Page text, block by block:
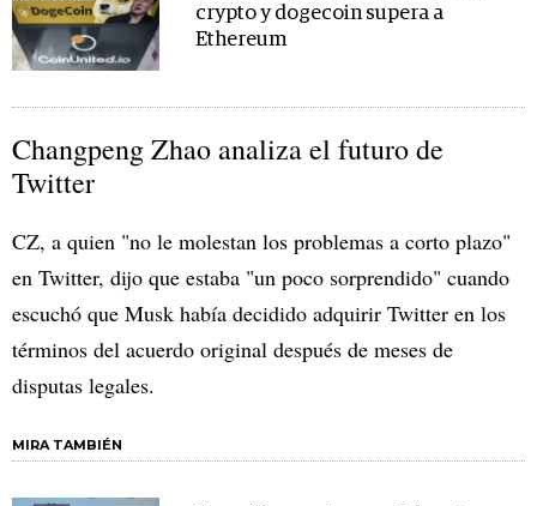
crypto y dogecoin supera a
Ethereum
Changpeng Zhao analiza el futuro de
Twitter
CZ, a quien "no le molestan los problemas a corto plazo"
en Twitter, dijo que estaba "un poco sorprendido" cuando
escuchó que Musk había decidido adquirir Twitter en los
términos del acuerdo original después de meses de
disputas legales.
MIRA TAMBIÉN